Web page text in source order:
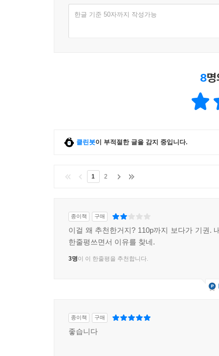
한글 기준 50자까지 작성가능
8
클린봇이 부적절한 글을 감지 중입니다.
1 2
종이책 구매
이걸 왜 추천한거지? 110p까지 보다가 기권.
한줄평쓰면서 이유를 찾네.
3명이 이 한줄평을 추천합니다.
종이책 구매
좋습니다